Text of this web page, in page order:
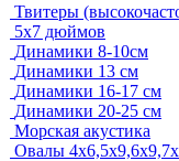
Твитеры
5x7 дюймов
Динамики 8-10см
Динамики 13 см
Динамики 16-17 см
Динамики 20-25 см
Морская акустика
Овалы